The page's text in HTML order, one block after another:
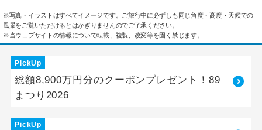
※写真・イラストはすべてイメージです。ご旅行中に必ずしも同じ角度・高度・天候での
風景をご覧いただけるとはかぎりませんのでご了承ください。
※当ウェブサイトの情報について転載、複製、改変等を固く禁じます。
PickUp
総額8,900万円分のクーポンプレゼント！89
まつり2026
PickUp